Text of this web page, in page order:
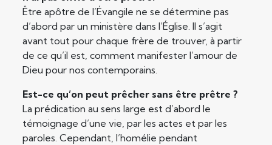
Être apôtre de l’Évangile ne se détermine pas
d’abord par un ministère dans l’Église. Il s’agit
avant tout pour chaque frère de trouver, à partir
de ce qu’il est, comment manifester l’amour de
Dieu pour nos contemporains.
Est-ce qu’on peut prêcher sans être prêtre ?
La prédication au sens large est d’abord le
témoignage d’une vie, par les actes et par les
paroles. Cependant, l’homélie pendant